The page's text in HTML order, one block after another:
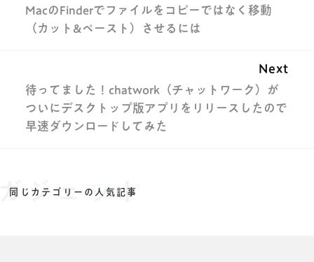
MacのFinderでファイルをコピーではなく移動
（カット&ペースト）させるには
Next
待ってました！chatwork（チャットワーク）が
ついにデスクトップ版アプリをリリースしたので
早速ダウンロードしてみた
ジェット
同じカテゴリーの人気記事